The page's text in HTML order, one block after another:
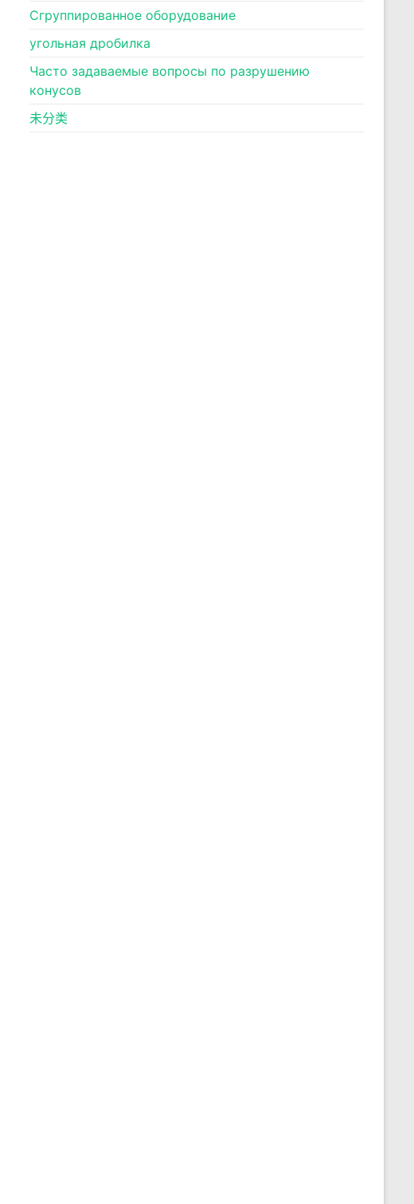
Сгруппированное оборудование
угольная дробилка
Часто задаваемые вопросы по разрушению
конусов
未分类